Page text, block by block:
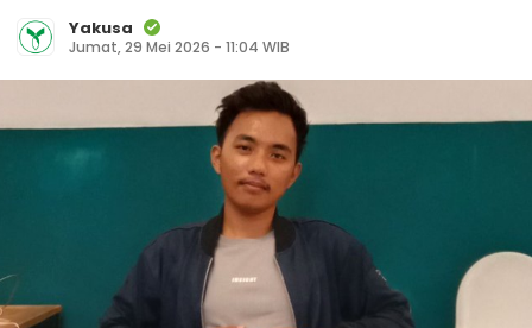
Yakusa
Jumat, 29 Mei 2026 - 11:04 WIB